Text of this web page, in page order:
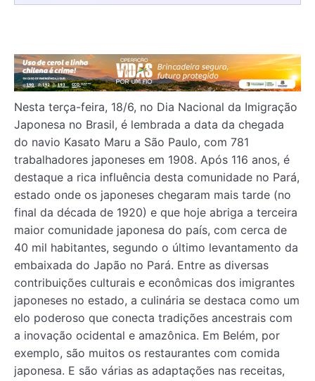
Nesta terça-feira, 18/6, no Dia Nacional da Imigração
Japonesa no Brasil, é lembrada a data da chegada
do navio Kasato Maru a São Paulo, com 781
trabalhadores japoneses em 1908. Após 116 anos, é
destaque a rica influência desta comunidade no Pará,
estado onde os japoneses chegaram mais tarde (no
final da década de 1920) e que hoje abriga a terceira
maior comunidade japonesa do país, com cerca de
40 mil habitantes, segundo o último levantamento da
embaixada do Japão no Pará. Entre as diversas
contribuições culturais e econômicas dos imigrantes
japoneses no estado, a culinária se destaca como um
elo poderoso que conecta tradições ancestrais com
a inovação ocidental e amazônica. Em Belém, por
exemplo, são muitos os restaurantes com comida
japonesa. E são várias as adaptações nas receitas,